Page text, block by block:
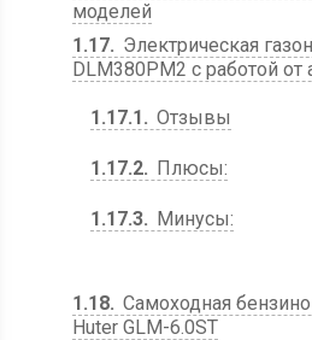
моделей
1.17
Электрическая
DLM380PM2 с работой от
1.17.1 Отзывы
1.17.2 Плюсы:
1.17.3 Минусы:
1.18 Самоходная
Huter GLM-6.0ST